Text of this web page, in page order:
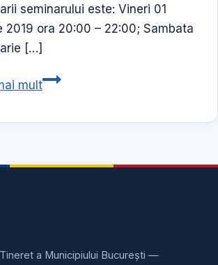
seminarului este: Vineri 01
2019 ora 20:00 – 22:00; Sambata
[…]
multStagiu
Februarie
a Municipiului București —